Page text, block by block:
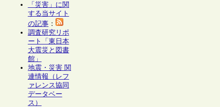
「災害」に関
する当サイト
の記事：
調査研究リポ
ート「東日本
大震災と図書
館」
地震・災害 関
連情報（レフ
ァレンス協同
データベー
ス）